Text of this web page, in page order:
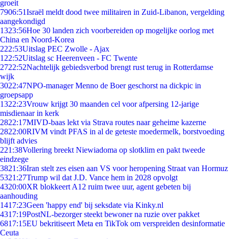
groeit
7906:51Israël meldt dood twee militairen in Zuid-Libanon, vergelding
aangekondigd
1323:56Hoe 30 landen zich voorbereiden op mogelijke oorlog met
China en Noord-Korea
222:53Uitslag PEC Zwolle - Ajax
1 22:52Uitslag sc Heerenveen - FC Twente
2722:52Nachtelijk gebiedsverbod brengt rust terug in Rotterdamse
wijk
3022:47NPO-manager Menno de Boer geschorst na dickpic in
groepsapp
1322:23Vrouw krijgt 30 maanden cel voor afpersing 12-jarige
misdienaar in kerk
2822:17MIVD-baas lekt via Strava routes naar geheime kazerne
2822:00RIVM vindt PFAS in al de geteste moedermelk, borstvoeding
blijft advies
221:38Vollering breekt Niewiadoma op slotklim en pakt tweede
eindzege
3821:36Iran stelt zes eisen aan VS voor heropening Straat van Hormuz
5321:27Trump wil dat J.D. Vance hem in 2028 opvolgt
4320:00XR blokkeert A12 ruim twee uur, agent gebeten bij
aanhouding
1417:23Geen 'happy end' bij seksdate via Kinky.nl
4317:19PostNL-bezorger steekt bewoner na ruzie over pakket
6817:15EU bekritiseert Meta en TikTok om verspreiden desinformatie
Ceuta